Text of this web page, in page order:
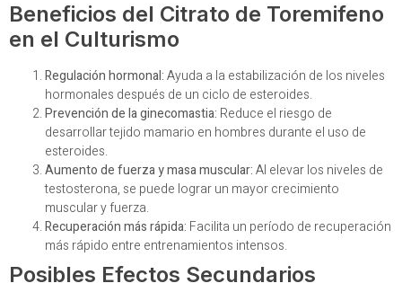
Beneficios del Citrato de Toremifeno
en el Culturismo
Regulación hormonal:Ayuda a la estabilización de los niveles
hormonales después de un ciclo de esteroides.
Prevención de la ginecomastia: Reduce el riesgo de
desarrollar tejido mamario en hombres durante el uso de
esteroides.
Aumento de fuerza y masa muscular:Al elevar los niveles de
testosterona, se puede lograr un mayor crecimiento
muscular y fuerza.
Recuperación más rápida: Facilita un período de recuperación
más rápido entre entrenamientos intensos.
Posibles Efectos Secundarios